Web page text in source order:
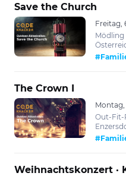
Save the Church
Freitag,
Mödling
The Crown I
Out-Fit-
Weihnachtskonzert ·